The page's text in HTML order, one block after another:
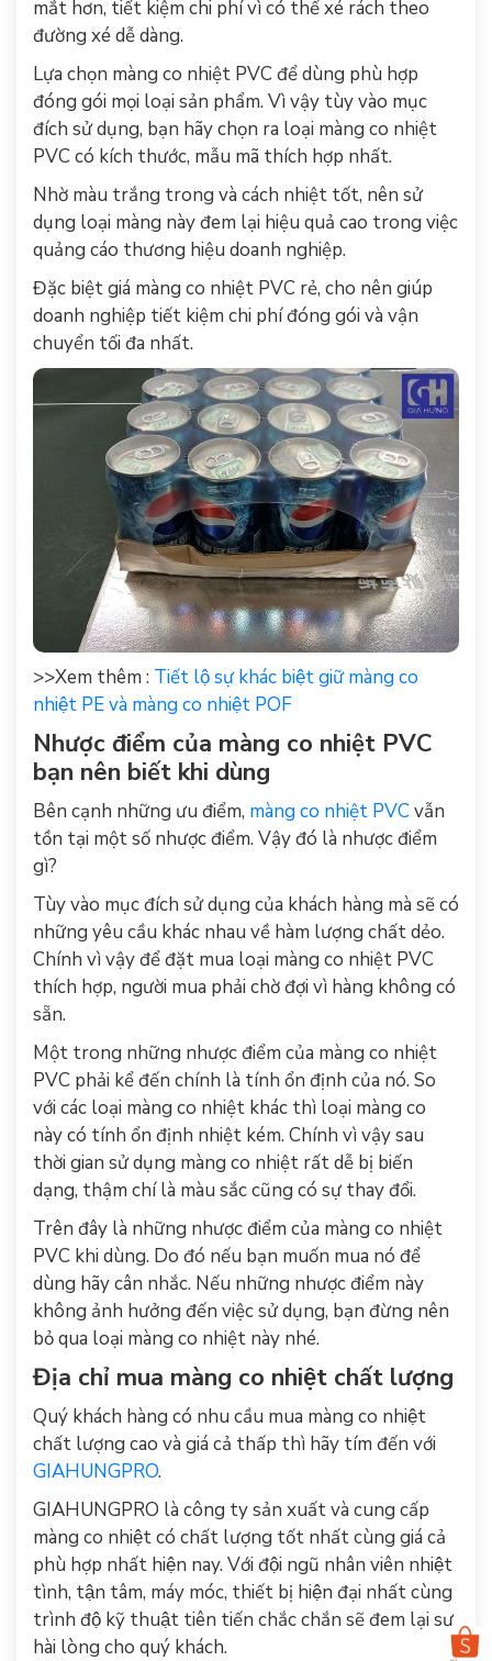
mắt hơn, tiết kiệm chi phí vì có thể xé rách theo
đường xé dễ dàng.
Lựa chọn màng co nhiệt PVC để dùng phù hợp
đóng gói mọi loại sản phẩm. Vì vậy tùy vào mục
đích sử dụng, bạn hãy chọn ra loại màng co nhiệt
PVC có kích thước, mẫu mã thích hợp nhất.
Nhờ màu trắng trong và cách nhiệt tốt, nên sử
dụng loại màng này đem lại hiệu quả cao trong việc
quảng cáo thương hiệu doanh nghiệp.
Đặc biệt giá màng co nhiệt PVC rẻ, cho nên giúp
doanh nghiệp tiết kiệm chi phí đóng gói và vận
chuyển tối đa nhất.
>>Xem thêm : Tiết lộ sự khác biệt giữ màng co
nhiệt PE và màng co nhiệt POF
Nhược điểm của màng co nhiệt PVC
bạn nên biết khi dùng
Bên cạnh những ưu điểm, màng co nhiệt PVCvẫn
tồn tại một số nhược điểm. Vậy đó là nhược điểm
gì?
Tùy vào mục đích sử dụng của khách hàng mà sẽ có
những yêu cầu khác nhau về hàm lượng chất dẻo.
Chính vì vậy để đặt mua loại màng co nhiệt PVC
thích hợp, người mua phải chờ đợi vì hàng không có
sẵn.
Một trong những nhược điểm của màng co nhiệt
PVC phải kể đến chính là tính ổn định của nó. So
với các loại màng co nhiệt khác thì loại màng co
này có tính ổn định nhiệt kém. Chính vì vậy sau
thời gian sử dụng màng co nhiệt rất dễ bị biến
dạng, thậm chí là màu sắc cũng có sự thay đổi.
Trên đây là những nhược điểm của màng co nhiệt
PVC khi dùng. Do đó nếu bạn muốn mua nó để
dùng hãy cân nhắc. Nếu những nhược điểm này
không ảnh hưởng đến việc sử dụng, bạn đừng nên
bỏ qua loại màng co nhiệt này nhé.
Địa chỉ mua màng co nhiệt chất lượng
Quý khách hàng có nhu cầu mua màng co nhiệt
chất lượng cao và giá cả thấp thì hãy tím đến với
GIAHUNGPRO.
GIAHUNGPRO là công ty sản xuất và cung cấp
màng co nhiệt có chất lượng tốt nhất cùng giá cả
phù hợp nhất hiện nay. Với đội ngũ nhân viên nhiệt
tình, tận tâm, máy móc, thiết bị hiện đại nhất cùng
trình độ kỹ thuật tiên tiến chắc chắn sẽ đem lại sự
hài lòng cho quý khách.